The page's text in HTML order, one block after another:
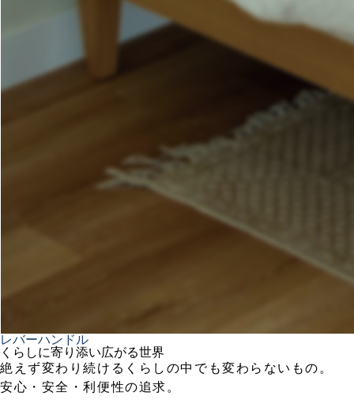
レバーハンドル
くらしに寄り添い広がる世界
絶えず変わり続けるくらしの中でも変わらないもの。
安心・安全・利便性の追求。